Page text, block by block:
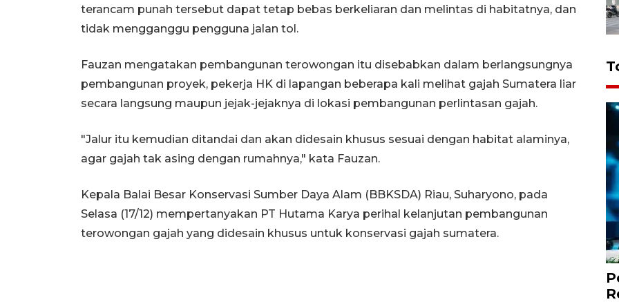
terancam punah tersebut dapat tetap bebas berkeliaran dan melintas di habitatnya, dan
tidak mengganggu pengguna jalan tol.
Fauzan mengatakan pembangunan terowongan itu disebabkan dalam berlangsungnya
pembangunan proyek, pekerja HK di lapangan beberapa kali melihat gajah Sumatera liar
secara langsung maupun jejak-jejaknya di lokasi pembangunan perlintasan gajah.
"Jalur itu kemudian ditandai dan akan didesain khusus sesuai dengan habitat alaminya,
agar gajah tak asing dengan rumahnya," kata Fauzan.
Kepala Balai Besar Konservasi Sumber Daya Alam (BBKSDA) Riau, Suharyono, pada
Selasa (17/12) mempertanyakan PT Hutama Karya perihal kelanjutan pembangunan
terowongan gajah yang didesain khusus untuk konservasi gajah sumatera.